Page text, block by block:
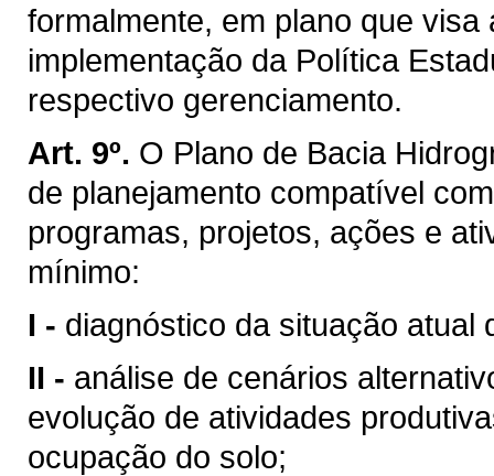
formalmente, em plano que
implementação da Política
respectivo gerenciamento.
Art. 9º. O Plano de Bacia
de planejamento compatível
programas, projetos, ações e
mínimo:
I - diagnóstico da situação atual
II - análise de cenários
evolução de atividades
ocupação do solo;